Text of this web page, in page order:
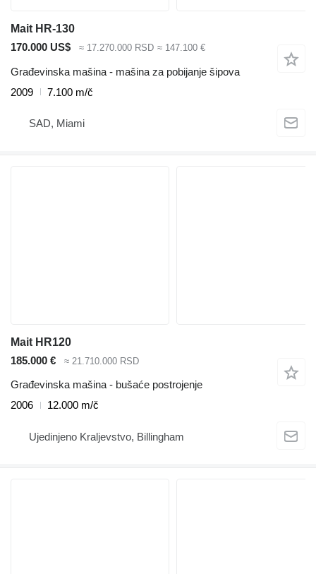
Mait HR-130
170.000 US$
≈ 17.270.000 RSD ≈ 147.100 €
Građevinska mašina - mašina za pobijanje šipova
2009
7.100 m/č
SAD, Miami
Mait HR120
185.000 €
≈ 21.710.000 RSD
Građevinska mašina - bušaće postrojenje
2006
12.000 m/č
Ujedinjeno Kraljevstvo, Billingham